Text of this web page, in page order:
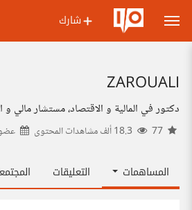
شارك
ZAROUALI
دكتور في المالية و الاقتصاد، مستشار مالي
المساهمات التعليقات